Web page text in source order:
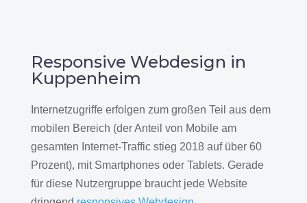
Responsive Webdesign in
Kuppenheim
Internetzugriffe erfolgen zum großen Teil aus dem
mobilen Bereich (der Anteil von Mobile am
gesamten Internet-Traffic stieg 2018 auf über 60
Prozent), mit Smartphones oder Tablets. Gerade
für diese Nutzergruppe braucht jede Website